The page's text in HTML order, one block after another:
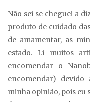
Não sei se cheguei a
produto de cuidado
de amamentar, as
estado. Li muitos
encomendar o
encomendar) devido
minha opinião, pois eu